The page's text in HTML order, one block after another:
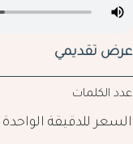
عرض تقديمي
عدد الكلمات
السعر للدقيقة الواحدة